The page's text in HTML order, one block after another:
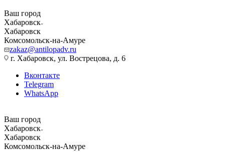
Ваш город
Хабаровск
Хабаровск
Комсомольск-на-Амуре
zakaz@antilopadv.ru
г. Хабаровск, ул. Вострецова, д. 6
Вконтакте
Telegram
WhatsApp
Ваш город
Хабаровск
Хабаровск
Комсомольск-на-Амуре